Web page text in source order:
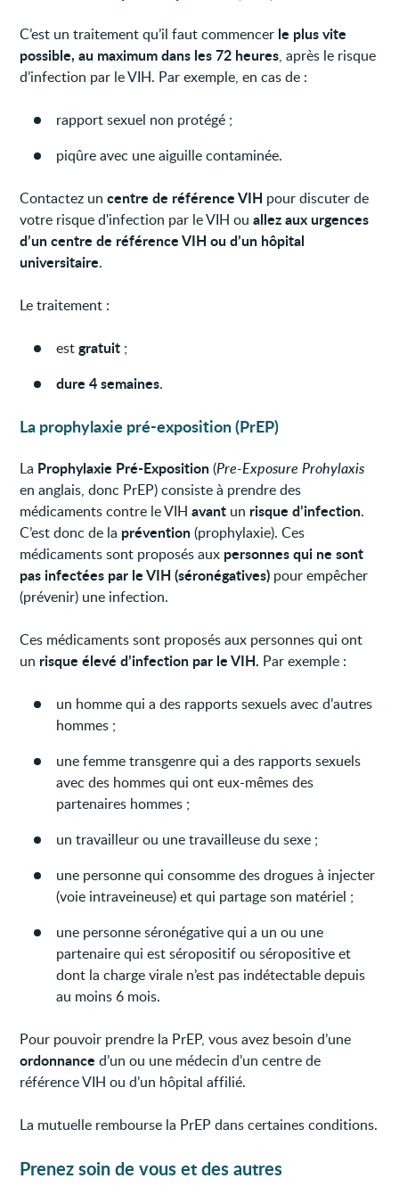
C’est un traitement qu’il faut commencer le plus vite
possible, au maximum dans les 72 heures, après le risque
d’infection par le VIH. Par exemple, en cas de :
rapport sexuel non protégé ;
piqûre avec une aiguille contaminée.
Contactez uncentre de référence VIH pour discuter de
votre risque d'infection par le VIH ouallez aux urgences
d’un centre de référence VIH ou d’un hôpital
universitaire.
Le traitement :
estgratuit ;
dure 4 semaines.
La prophylaxie pré-exposition (PrEP)
La Prophylaxie Pré-Exposition(Pre-Exposure Prohylaxis
en anglais, donc PrEP) consiste à prendre des
médicaments contre le VIHavant un risque d’infection.
C’est donc de la prévention(prophylaxie). Ces
médicaments sont proposés aux personnes qui ne sont
pas infectées par le VIH (séronégatives) pour empêcher
(prévenir) une infection.
Ces médicaments sont proposés aux personnes qui ont
un risque élevé d’infection par le VIH. Par exemple :
un homme qui a des rapports sexuels avec d’autres
hommes ;
une femme transgenre qui a des rapports sexuels
avec des hommes qui ont eux-mêmes des
partenaires hommes ;
un travailleur ou une travailleuse du sexe ;
une personne qui consomme des drogues à injecter
(voie intraveineuse) et qui partage son matériel ;
une personne séronégative qui a un ou une
partenaire qui est séropositif ou séropositive et
dont la charge virale n’est pas indétectable depuis
au moins 6 mois.
Pour pouvoir prendre la PrEP, vous avez besoin d’une
ordonnance d’un ou une médecin d’un centre de
référence VIH ou d’un hôpital affilié.
La mutuelle rembourse la PrEP dans certaines conditions.
Prenez soin de vous et des autres